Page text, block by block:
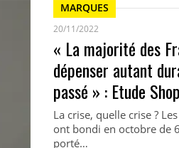
MARQUES
20/11/2022
« La majorité des
dépenser autant
passé » : Etude
La crise, quelle crise ?
ont bondi en octobre de
porté…